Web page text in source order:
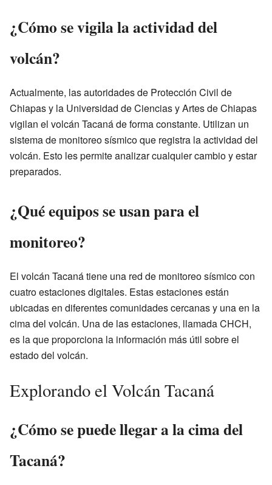
¿Cómo se vigila la actividad del
volcán?
Actualmente, las autoridades de Protección Civil de
Chiapas y la Universidad de Ciencias y Artes de Chiapas
vigilan el volcán Tacaná de forma constante. Utilizan un
sistema de monitoreo sísmico que registra la actividad del
volcán. Esto les permite analizar cualquier cambio y estar
preparados.
¿Qué equipos se usan para el
monitoreo?
El volcán Tacaná tiene una red de monitoreo sísmico con
cuatro estaciones digitales. Estas estaciones están
ubicadas en diferentes comunidades cercanas y una en la
cima del volcán. Una de las estaciones, llamada CHCH,
es la que proporciona la información más útil sobre el
estado del volcán.
Explorando el Volcán Tacaná
¿Cómo se puede llegar a la cima del
Tacaná?